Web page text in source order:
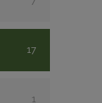
17
1